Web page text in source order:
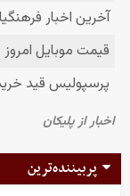
پربیننده‌ترین